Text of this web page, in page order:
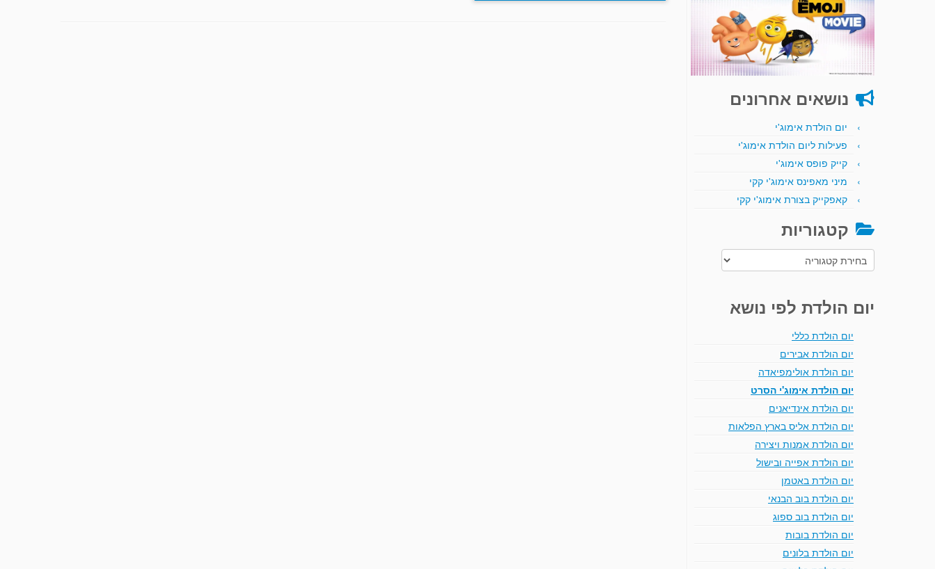
נושאים אחרונים
יום הולדת אימוג'י
פעילות ליום הולדת אימוג'י
קייק פופס אימוג'י
מיני מאפינס אימוג'י קקי
קאפקייק בצורת אימוג'י קקי
קטגוריות
קטגוריות
יום הולדת לפי נושא
יום הולדת כללי
יום הולדת אבירים
יום הולדת אולימפיאדה
יום הולדת אימוג'י הסרט
יום הולדת אינדיאנים
יום הולדת אליס בארץ הפלאות
יום הולדת אמנות ויצירה
יום הולדת אפייה ובישול
יום הולדת באטמן
יום הולדת בוב הבנאי
יום הולדת בוב ספוג
יום הולדת בובות
יום הולדת בלונים